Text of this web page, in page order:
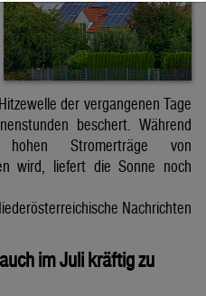
der vergangenen Tage
beschert. Während
Stromerträge von
wird, liefert die Sonne noch
Nachrichten
im Juli kräftig zu